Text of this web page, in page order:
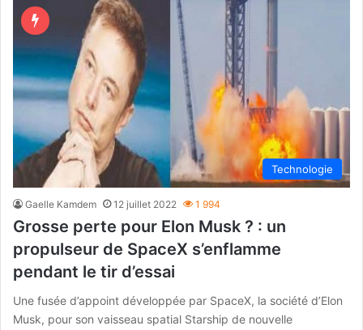
Technologie
Gaelle Kamdem 12 juillet 2022 1 994
Grosse perte pour Elon Musk ? : un
propulseur de SpaceX s’enflamme
pendant le tir d’essai
Une fusée d’appoint développée par SpaceX, la société d’Elon
Musk, pour son vaisseau spatial Starship de nouvelle